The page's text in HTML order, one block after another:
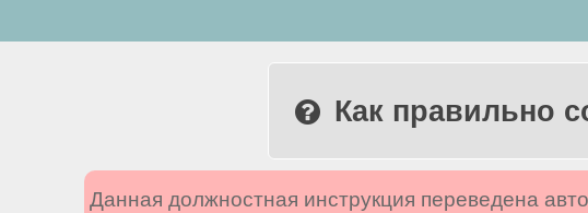
Как правильно
Данная должностная инструкция переведена